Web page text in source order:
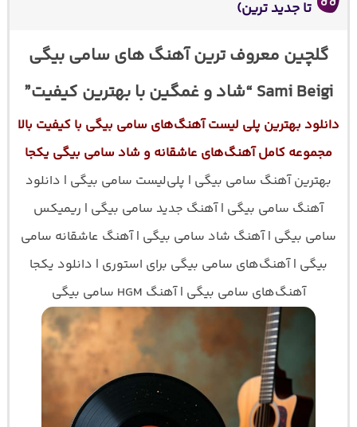
تا جدید ترین)
گلچین معروف ترین آهنگ های سامی بیگی
Sami Beigi “شاد و غمگین با بهترین کیفیت”
دانلود بهترین پلی لیست آهنگ‌های سامی بیگی با کیفیت بالا
مجموعه کامل آهنگ‌های عاشقانه و شاد سامی بیگی یکجا
بهترین آهنگ سامی بیگی | پلی‌لیست سامی بیگی | دانلود
آهنگ سامی بیگی | آهنگ جدید سامی بیگی | ریمیکس
سامی بیگی | آهنگ شاد سامی بیگی | آهنگ عاشقانه سامی
بیگی | آهنگ‌های سامی بیگی برای استوری | دانلود یکجا
آهنگ‌های سامی بیگی | آهنگ HGM سامی بیگی